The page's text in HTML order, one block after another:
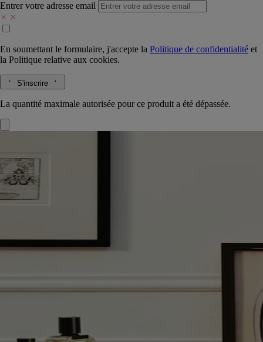
Entrer votre adresse email
En soumettant le formulaire, j'accepte la Politique de confidentialité et
la Politique relative aux cookies.
S'inscrire
La quantité maximale autorisée pour ce produit a été dépassée.